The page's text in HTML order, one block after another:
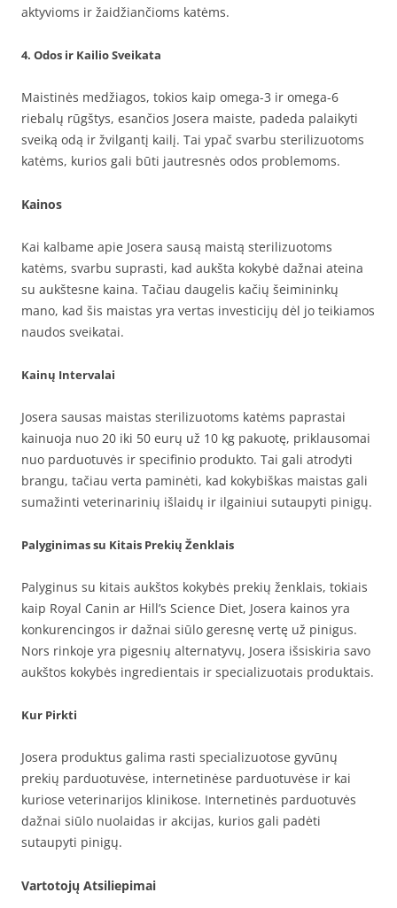
aktyvioms ir žaidžiančioms katėms.
4. Odos ir Kailio Sveikata
Maistinės medžiagos, tokios kaip omega-3 ir omega-6
riebalų rūgštys, esančios Josera maiste, padeda palaikyti
sveiką odą ir žvilgantį kailį. Tai ypač svarbu sterilizuotoms
katėms, kurios gali būti jautresnės odos problemoms.
Kainos
Kai kalbame apie Josera sausą maistą sterilizuotoms
katėms, svarbu suprasti, kad aukšta kokybė dažnai ateina
su aukštesne kaina. Tačiau daugelis kačių šeimininkų
mano, kad šis maistas yra vertas investicijų dėl jo teikiamos
naudos sveikatai.
Kainų Intervalai
Josera sausas maistas sterilizuotoms katėms paprastai
kainuoja nuo 20 iki 50 eurų už 10 kg pakuotę, priklausomai
nuo parduotuvės ir specifinio produkto. Tai gali atrodyti
brangu, tačiau verta paminėti, kad kokybiškas maistas gali
sumažinti veterinarinių išlaidų ir ilgainiui sutaupyti pinigų.
Palyginimas su Kitais Prekių Ženklais
Palyginus su kitais aukštos kokybės prekių ženklais, tokiais
kaip Royal Canin ar Hill’s Science Diet, Josera kainos yra
konkurencingos ir dažnai siūlo geresnę vertę už pinigus.
Nors rinkoje yra pigesnių alternatyvų, Josera išsiskiria savo
aukštos kokybės ingredientais ir specializuotais produktais.
Kur Pirkti
Josera produktus galima rasti specializuotose gyvūnų
prekių parduotuvėse, internetinėse parduotuvėse ir kai
kuriose veterinarijos klinikose. Internetinės parduotuvės
dažnai siūlo nuolaidas ir akcijas, kurios gali padėti
sutaupyti pinigų.
Vartotojų Atsiliepimai